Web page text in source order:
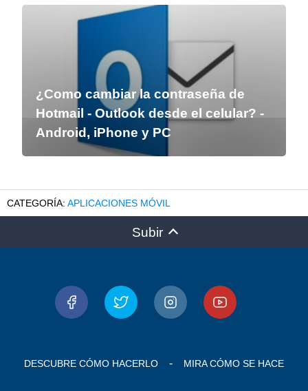
¿Como cambiar la contraseña de
Hotmail - Outlook desde el celular? -
Android, iPhone y PC
APLICACIONES MÓVIL
Subir
DESCUBRE CÓMO HACERLO MIRA CÓMO SE HACE